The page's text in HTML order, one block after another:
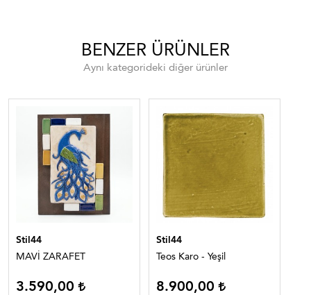
BENZER ÜRÜNLER
Aynı kategorideki diğer ürünler
Stil44
MAVİ ZARAFET
3.590,00
Stil44
Teos Karo - Yeşil
8.900,00